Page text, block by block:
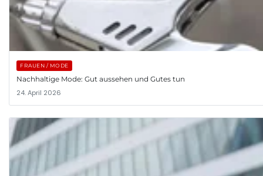
FRAUEN / MODE
Nachhaltige Mode: Gut aussehen und Gutes tun
24. April 2026